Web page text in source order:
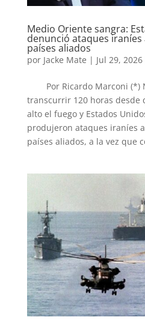
Medio Oriente sangra:
denunció ataques
países aliados
por Jacke Mate | Jul 29, 2026
Por Ricardo Marconi (*)
transcurrir 120 horas desde
alto el fuego y Estados
produjeron ataques iraníes
países aliados, a la vez que